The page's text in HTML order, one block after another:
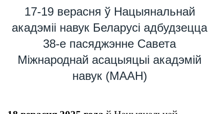
17-19 верасня ў Нацыянальнай
акадэміі навук Беларусі адбудзецца
38-е пасяджэнне Савета
Міжнароднай асацыяцыі акадэмій
навук (МААН)